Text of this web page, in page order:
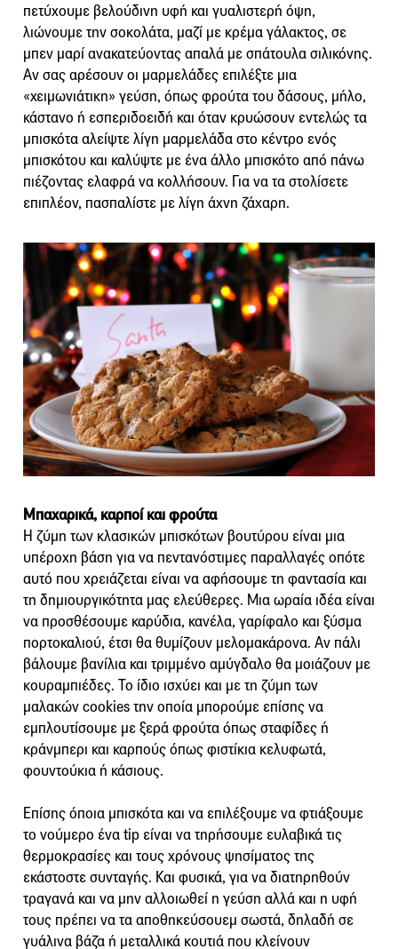
πετύχουμε βελούδινη υφή και γυαλιστερή όψη,
λιώνουμε την σοκολάτα, μαζί με κρέμα γάλακτος, σε
μπεν μαρί ανακατεύοντας απαλά με σπάτουλα σιλικόνης.
Αν σας αρέσουν οι μαρμελάδες επιλέξτε μια
«χειμωνιάτικη» γεύση, όπως φρούτα του δάσους, μήλο,
κάστανο ή εσπεριδοειδή και όταν κρυώσουν εντελώς τα
μπισκότα αλείψτε λίγη μαρμελάδα στο κέντρο ενός
μπισκότου και καλύψτε με ένα άλλο μπισκότο από πάνω
πιέζοντας ελαφρά να κολλήσουν. Για να τα στολίσετε
επιπλέον, πασπαλίστε με λίγη άχνη ζάχαρη.
Μπαχαρικά, καρποί και φρούτα
Η ζύμη των κλασικών μπισκότων βουτύρου είναι μια
υπέροχη βάση για να πεντανόστιμες παραλλαγές οπότε
αυτό που χρειάζεται είναι να αφήσουμε τη φαντασία και
τη δημιουργικότητα μας ελεύθερες. Μια ωραία ιδέα είναι
να προσθέσουμε καρύδια, κανέλα, γαρίφαλο και ξύσμα
πορτοκαλιού, έτσι θα θυμίζουν μελομακάρονα. Αν πάλι
βάλουμε βανίλια και τριμμένο αμύγδαλο θα μοιάζουν με
κουραμπιέδες. Το ίδιο ισχύει και με τη ζύμη των
μαλακών cookies την οποία μπορούμε επίσης να
εμπλουτίσουμε με ξερά φρούτα όπως σταφίδες ή
κράνμπερι και καρπούς όπως φιστίκια κελυφωτά,
φουντούκια ή κάσιους.
Επίσης όποια μπισκότα και να επιλέξουμε να φτιάξουμε
το νούμερο ένα tip είναι να τηρήσουμε ευλαβικά τις
θερμοκρασίες και τους χρόνους ψησίματος της
εκάστοστε συνταγής. Και φυσικά, για να διατηρηθούν
τραγανά και να μην αλλοιωθεί η γεύση αλλά και η υφή
τους πρέπει να τα αποθηκεύσουεμ σωστά, δηλαδή σε
γυάλινα βάζα ή μεταλλικά κουτιά που κλείνουν